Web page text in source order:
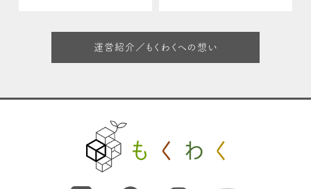
運営紹介／もくわくへの想い